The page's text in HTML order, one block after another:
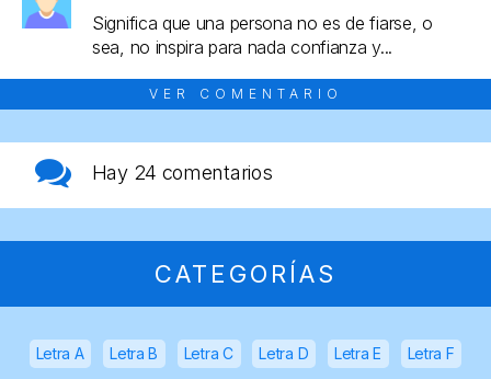
Significa que una persona no es de fiarse, o
sea, no inspira para nada confianza y...
VER COMENTARIO
Hay 24 comentarios
CATEGORÍAS
Letra A Letra B Letra C Letra D Letra E Letra F